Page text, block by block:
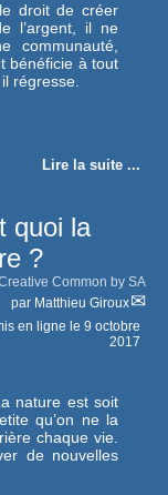
droit de créer
l’argent, il ne
communauté,
bénéficie à tout
régresse.
Lire la suite ...
quoi la
?
Common by SA
par Matthieu Giroux
en ligne le 9 octobre
2017
nature est soit
qu’on ne la
chaque vie.
de nouvelles